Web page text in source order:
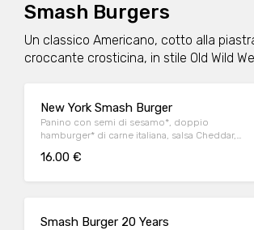
Smash Burgers
Un classico Americano, cotto alla
croccante crosticina, in stile Old Wild
New York Smash Burger
Panino con semi di sesamo*, doppio
hamburger* di carne italiana, salsa Cheddar,
iceberg e cetriolini, accompagnato da
16.00 €
Smash Burger 20 Years